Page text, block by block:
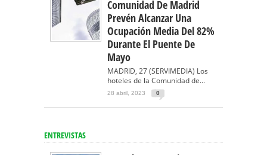
Comunidad De Madrid
Prevén Alcanzar Una
Ocupación Media Del 82%
Durante El Puente De
Mayo
MADRID, 27 (SERVIMEDIA) Los
hoteles de la Comunidad de...
28 abril, 2023 0
ENTREVISTAS